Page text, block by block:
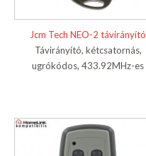
Jcm Tech NEO-2 távirányító
Távirányító, kétcsatornás,
ugrókódos, 433.92MHz-es